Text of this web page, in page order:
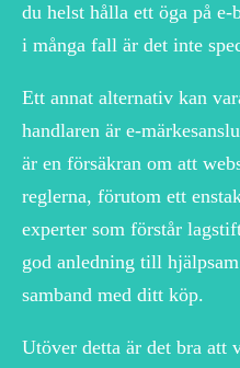
du helst hålla ett öga på
i många fall är det inte
Ett annat alternativ kan
handlaren är e-
är en försäkran om att
reglerna, förutom ett
experter som förstår
god anledning till
samband med ditt köp.
Utöver detta är det bra att